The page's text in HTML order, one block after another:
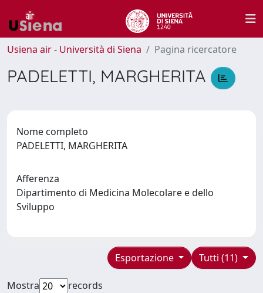
Usiena air - Università di Siena Pagina ricercatore
PADELETTI, MARGHERITA
Nome completo
PADELETTI, MARGHERITA
Afferenza
Dipartimento di Medicina Molecolare e dello
Sviluppo
Tutti (11)
Esportazione
Mostra
records